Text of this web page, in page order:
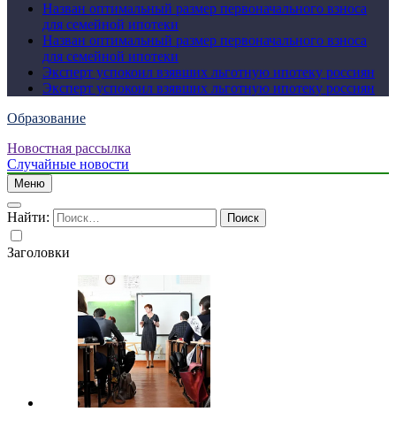
Назван оптимальный размер первоначального взноса
для семейной ипотеки
Назван оптимальный размер первоначального взноса
для семейной ипотеки
Эксперт успокоил взявших льготную ипотеку россиян
Эксперт успокоил взявших льготную ипотеку россиян
Образование
Новостная рассылка
Случайные новости
Меню
Найти:
Заголовки